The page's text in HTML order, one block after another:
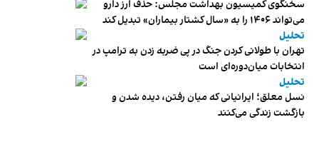
سخنگوی کمیسیون بهداشت مجلس: حذف ارز دارو
می‌تواند ۱۴۰۶ را به «سال کشتار بیماران» تبدیل کند
تحلیل
تهران با طولانی کردن جنگ در پی ضربه زدن به ترامپ در
انتخابات میان‌دوره‌ای است
تحلیل
نسل معلق؛ ایرانیانی که میان رفتن، دیده شدن و
بازگشت زندگی می‌کنند